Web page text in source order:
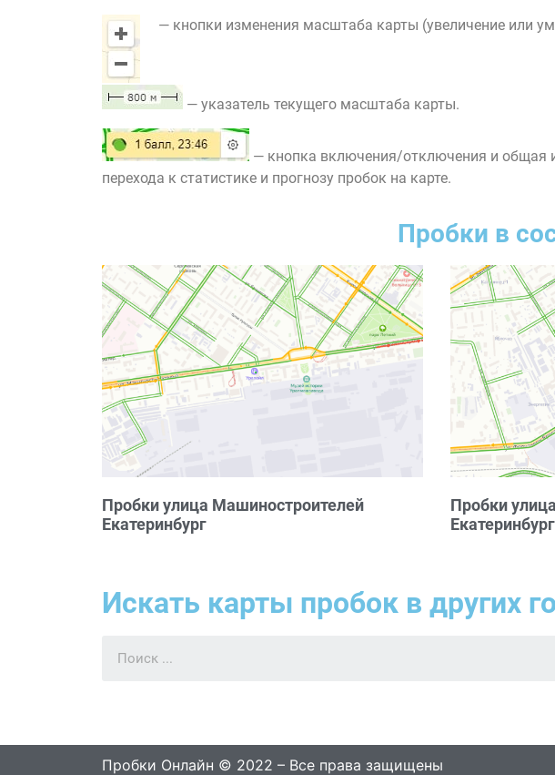
— кнопки изменения масштаба карты (увеличение или
— указатель текущего масштаба карты.
— кнопка включения/отключения и общая
перехода к статистике и прогнозу пробок на карте.
Пробки в
Пробки улица Машиностроителей
Екатеринбург
Пробки
Екатеринбург
Искать карты пробок в других
Пробки Онлайн © 2022 – Все права защищены